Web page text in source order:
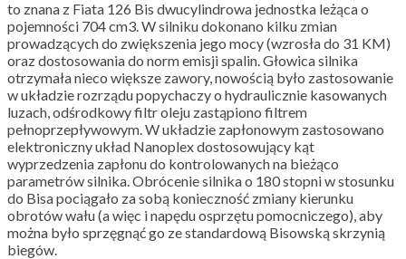
to znana z Fiata 126 Bis dwucylindrowa jednostka leżąca o
pojemności 704 cm3. W silniku dokonano kilku zmian
prowadzących do zwiększenia jego mocy (wzrosła do 31 KM)
oraz dostosowania do norm emisji spalin. Głowica silnika
otrzymała nieco większe zawory, nowością było zastosowanie
w układzie rozrządu popychaczy o hydraulicznie kasowanych
luzach, odśrodkowy filtr oleju zastąpiono filtrem
pełnoprzepływowym. W układzie zapłonowym zastosowano
elektroniczny układ Nanoplex dostosowujący kąt
wyprzedzenia zapłonu do kontrolowanych na bieżąco
parametrów silnika. Obrócenie silnika o 180 stopni w stosunku
do Bisa pociągało za sobą konieczność zmiany kierunku
obrotów wału (a więc i napędu osprzętu pomocniczego), aby
można było sprzęgnąć go ze standardową Bisowską skrzynią
biegów.